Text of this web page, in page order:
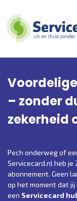
– zonder
zekerheid
Pech onderweg of
Servicecard.nlheb je
abonnement. Geen
op het moment dat
een Servicecard